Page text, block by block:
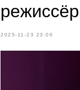
2025-11-23 23:00